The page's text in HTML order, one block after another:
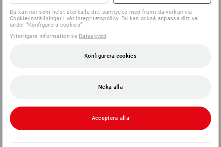
Du kan när som helst återkalla ditt samtycke med framtida verkan via
Cookie-inställningar i vår integritetspolicy. Du kan också anpassa ditt val
under ”Konfigurera cookies”.
Ytterligare information se Dataskydd.
Konfigurera cookies
Neka alla
Acceptera alla